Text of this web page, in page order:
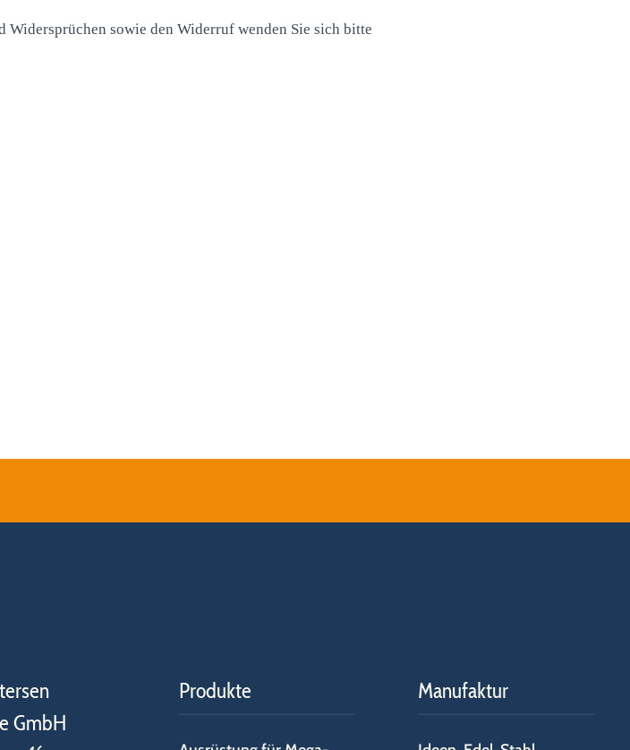
sowie den Widerruf wenden Sie sich bitte
GmbH
Produkte Manufaktur